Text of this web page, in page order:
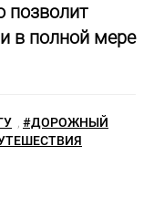
позволит
в полной мере
#ДОРОЖНЫЙ